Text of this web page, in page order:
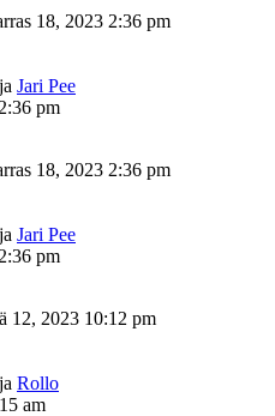
18, 2023 2:36 pm
Jari Pee
pm
18, 2023 2:36 pm
Jari Pee
pm
12, 2023 10:12 pm
Rollo
am